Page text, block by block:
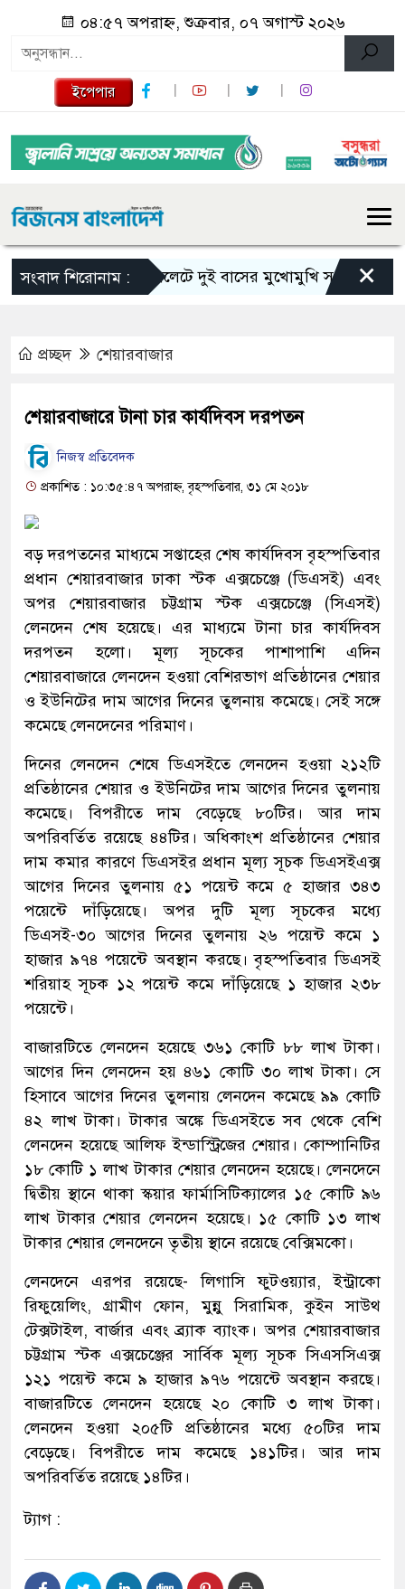
০৪:৫৭ অপরাহ্ন, শুক্রবার, ০৭ অগাস্ট ২০২৬
ইপেপার
সংবাদ শিরোনাম :সিলেটে দুই বাসের মুখোমুখি সংঘর্ষে নিহত
×
প্রচ্ছদ শেয়ারবাজার
শেয়ারবাজারে টানা চার কার্যদিবস দরপতন
নিজস্ব প্রতিবেদক
প্রকাশিত : ১০:৩৫:৪৭ অপরাহ্ন, বৃহস্পতিবার, ৩১ মে ২০১৮
বড় দরপতনের মাধ্যমে সপ্তাহের শেষ কার্যদিবস বৃহস্পতিবার
প্রধান শেয়ারবাজার ঢাকা স্টক এক্সচেঞ্জে (ডিএসই) এবং
অপর শেয়ারবাজার চট্টগ্রাম স্টক এক্সচেঞ্জে (সিএসই)
লেনদেন শেষ হয়েছে। এর মাধ্যমে টানা চার কার্যদিবস
দরপতন হলো। মূল্য সূচকের পাশাপাশি এদিন
শেয়ারবাজারে লেনদেন হওয়া বেশিরভাগ প্রতিষ্ঠানের শেয়ার
ও ইউনিটের দাম আগের দিনের তুলনায় কমেছে। সেই সঙ্গে
কমেছে লেনদেনের পরিমাণ।
দিনের লেনদেন শেষে ডিএসইতে লেনদেন হওয়া ২১২টি
প্রতিষ্ঠানের শেয়ার ও ইউনিটের দাম আগের দিনের তুলনায়
কমেছে। বিপরীতে দাম বেড়েছে ৮০টির। আর দাম
অপরিবর্তিত রয়েছে ৪৪টির। অধিকাংশ প্রতিষ্ঠানের শেয়ার
দাম কমার কারণে ডিএসইর প্রধান মূল্য সূচক ডিএসইএক্স
আগের দিনের তুলনায় ৫১ পয়েন্ট কমে ৫ হাজার ৩৪৩
পয়েন্টে দাঁড়িয়েছে। অপর দুটি মূল্য সূচকের মধ্যে
ডিএসই-৩০ আগের দিনের তুলনায় ২৬ পয়েন্ট কমে ১
হাজার ৯৭৪ পয়েন্টে অবস্থান করছে। বৃহস্পতিবার ডিএসই
শরিয়াহ সূচক ১২ পয়েন্ট কমে দাঁড়িয়েছে ১ হাজার ২৩৮
পয়েন্টে।
বাজারটিতে লেনদেন হয়েছে ৩৬১ কোটি ৮৮ লাখ টাকা।
আগের দিন লেনদেন হয় ৪৬১ কোটি ৩০ লাখ টাকা। সে
হিসাবে আগের দিনের তুলনায় লেনদেন কমেছে ৯৯ কোটি
৪২ লাখ টাকা। টাকার অঙ্কে ডিএসইতে সব থেকে বেশি
লেনদেন হয়েছে আলিফ ইন্ডাস্ট্রিজের শেয়ার। কোম্পানিটির
১৮ কোটি ১ লাখ টাকার শেয়ার লেনদেন হয়েছে। লেনদেনে
দ্বিতীয় স্থানে থাকা স্কয়ার ফার্মাসিটিক্যালের ১৫ কোটি ৯৬
লাখ টাকার শেয়ার লেনদেন হয়েছে। ১৫ কোটি ১৩ লাখ
টাকার শেয়ার লেনদেনে তৃতীয় স্থানে রয়েছে বেক্সিমকো।
লেনদেনে এরপর রয়েছে- লিগাসি ফুটওয়্যার, ইন্ট্রাকো
রিফুয়েলিং, গ্রামীণ ফোন, মুন্নু সিরামিক, কুইন সাউথ
টেক্সটাইল, বার্জার এবং ব্র্যাক ব্যাংক। অপর শেয়ারবাজার
চট্টগ্রাম স্টক এক্সচেঞ্জের সার্বিক মূল্য সূচক সিএসসিএক্স
১২১ পয়েন্ট কমে ৯ হাজার ৯৭৬ পয়েন্টে অবস্থান করছে।
বাজারটিতে লেনদেন হয়েছে ২০ কোটি ৩ লাখ টাকা।
লেনদেন হওয়া ২০৫টি প্রতিষ্ঠানের মধ্যে ৫০টির দাম
বেড়েছে। বিপরীতে দাম কমেছে ১৪১টির। আর দাম
অপরিবর্তিত রয়েছে ১৪টির।
ট্যাগ :